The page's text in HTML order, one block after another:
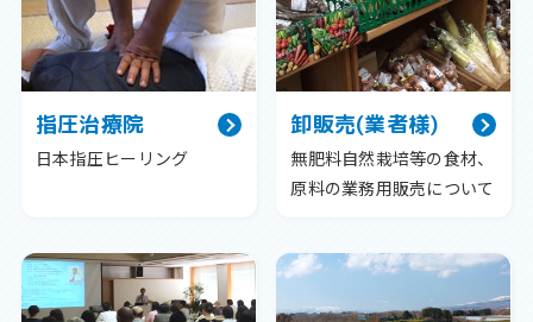
指圧治療院
日本指圧ヒーリング
卸販売(業者様)
無肥料自然栽培等の食材、
原料の業務用販売について